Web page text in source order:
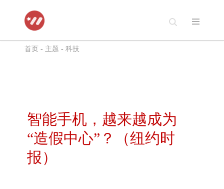
至
首页 - 主题 - 科技
智能手机，越来越成为
“造假中心”？（纽约时
报）